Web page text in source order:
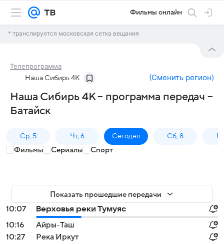
Фильмы онлайн
* транслируется московская сетка вещания
Телепрограмма
Наша Сибирь 4К (Сменить регион)
Наша Сибирь 4К – программа передач –
Батайск
Ср, 5 Чт, 6 Сегодня Сб, 8
Фильмы Сериалы Спорт
Показать прошедшие передачи
10:07
Верховья реки Тумуяс
10:16
Айры-Таш
10:27
Река Иркут